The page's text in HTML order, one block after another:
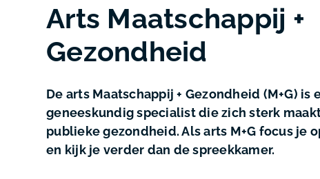
Arts Maatschappij +
Gezondheid
De arts Maatschappij + Gezondheid (M+G) is
geneeskundig specialist die zich sterk
publieke gezondheid. Als arts M+G focus je
en kijk je verder dan de spreekkamer.